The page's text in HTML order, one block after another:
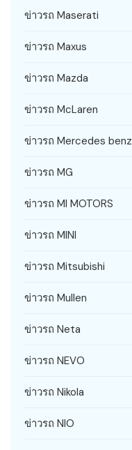
ข่าวรถ Maserati
ข่าวรถ Maxus
ข่าวรถ Mazda
ข่าวรถ McLaren
ข่าวรถ Mercedes benz
ข่าวรถ MG
ข่าวรถ MI MOTORS
ข่าวรถ MINI
ข่าวรถ Mitsubishi
ข่าวรถ Mullen
ข่าวรถ Neta
ข่าวรถ NEVO
ข่าวรถ Nikola
ข่าวรถ NIO